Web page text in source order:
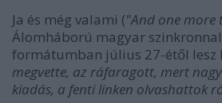
Ja és még valami ("And one more
Álomháború magyar
formátumban július 27-étől lesz
megvette, az ráfaragott, mert
kiadás, a fenti linken olvashattok